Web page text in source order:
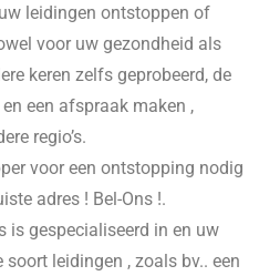
leidingen ontstoppen of
voor uw gezondheid als
keren zelfs geprobeerd, de
een afspraak maken ,
regio’s.
voor een ontstopping nodig
adres ! Bel-Ons !.
is gespecialiseerd in en uw
leidingen , zoals bv.. een